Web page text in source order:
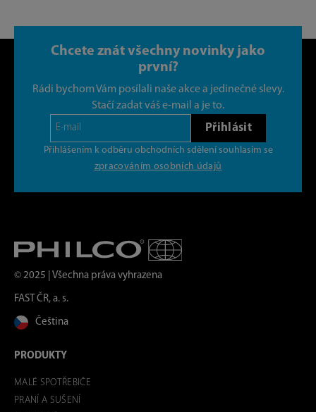
Chcete znát všechny novinky jako
první?
Rádi bychom Vám posílali naše akce a jedinečné slevy.
Stačí zadat váš e-mail a je to.
Přihlásit
Přihlášením k odběru obchodních sdělení souhlasím se
zpracováním osobních údajů
© 2025 | Všechna práva vyhrazena
FAST ČR, a. s.
Čeština
PRODUKTY
MALÉ SPOTŘEBIČE
PRANÍ A SUŠENÍ